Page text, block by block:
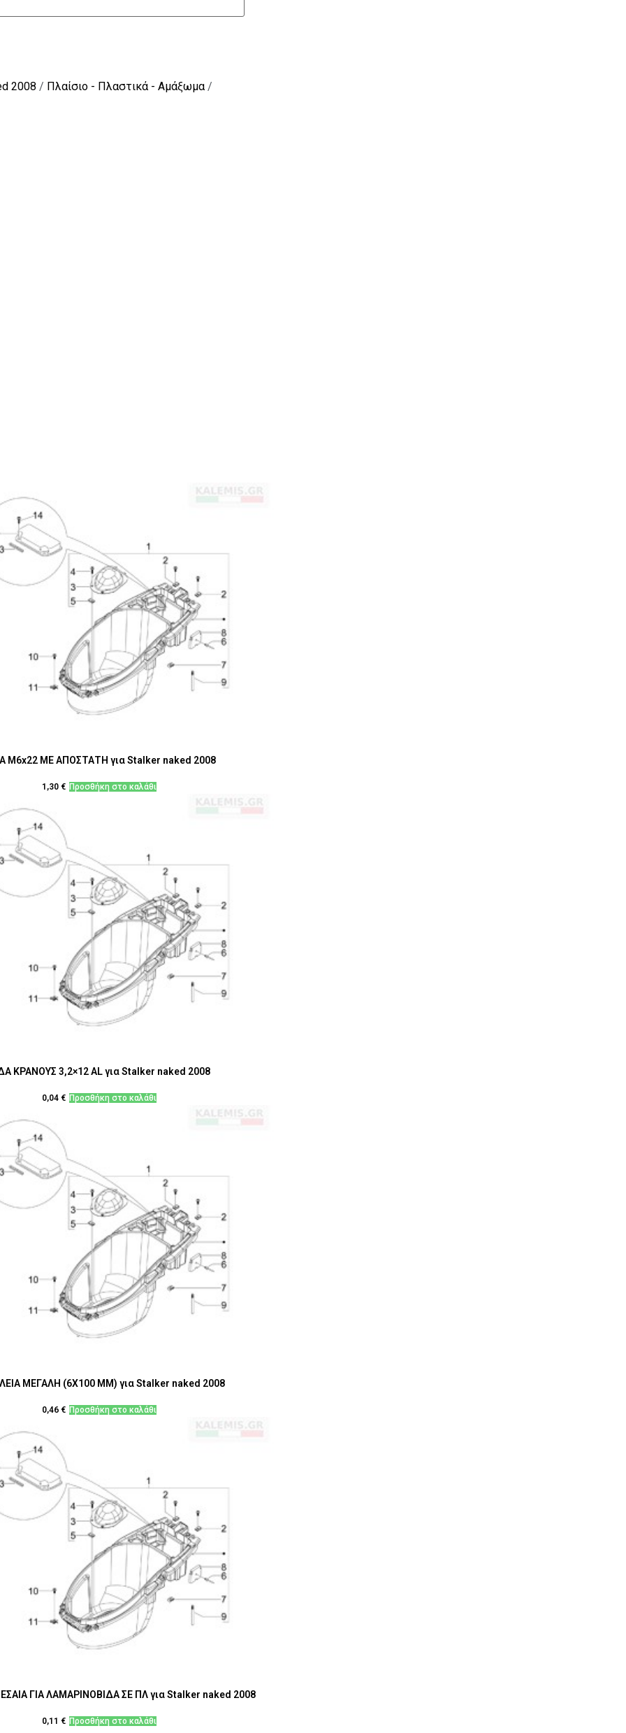
2008 / Πλαίσιο - Πλαστικά - Αμάξωμα/
M6x22 ΜΕ ΑΠΟΣΤΑΤΗ για Stalker naked 2008
1,30 € Προσθήκη στο καλάθι
ΚΡΑΝΟΥΣ 3,2×12 AL για Stalker naked 2008
0,04 € Προσθήκη στο καλάθι
ΜΕΓΑΛΗ (6Χ100 MM) για Stalker naked 2008
0,46 € Προσθήκη στο καλάθι
ΓΙΑ ΛΑΜΑΡΙΝΟΒΙΔΑ ΣΕ ΠΛ για Stalker naked 2008
0,11 € Προσθήκη στο καλάθι